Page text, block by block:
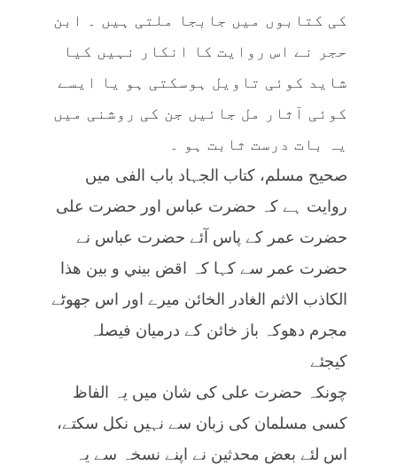
کی کتابوں میں جابجا ملتی ہیں ۔ ابن
حجر نے اس روایت کا انکار نہیں کیا
شاید کوئی تاویل ہوسکتی ہو یا ایسے
کوئی آثار مل جائیں جن کی روشنی میں
یہ بات درست ثابت ہو ۔
صحیح مسلم، کتاب الجہاد باب الفی میں
روایت ہے کہ حضرت عباس اور حضرت علی
حضرت عمر کے پاس آئے حضرت عباس نے
حضرت عمر سے کہا کہ اقض بيني و بين هذا
الكاذب الاثم الغادر الخائن میرے اور اس جھوٹے
مجرم دھوکہ باز خائن کے درمیان فیصلہ
کیجئے
چونکہ حضرت علی کی شان میں یہ الفاظ
کسی مسلمان کی زبان سے نہیں نکل سکتے،
اس لئے بعض محدثین نے اپنے نسخہ سے یہ